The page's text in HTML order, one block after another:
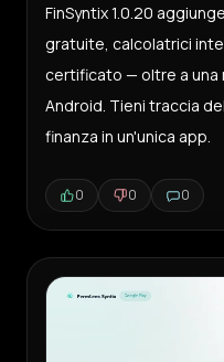
FinSyntix 1.0.20
gratuite, calcolatrici
certificato — oltre a una
Android. Tieni traccia
finanza in un'unica app.
0 0 0